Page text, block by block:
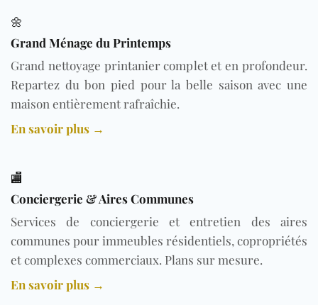
🌼
Grand Ménage du Printemps
Grand nettoyage printanier complet et en profondeur.
Repartez du bon pied pour la belle saison avec une
maison entièrement rafraîchie.
En savoir plus →
🏬
Conciergerie & Aires Communes
Services de conciergerie et entretien des aires
communes pour immeubles résidentiels, copropriétés
et complexes commerciaux. Plans sur mesure.
En savoir plus →